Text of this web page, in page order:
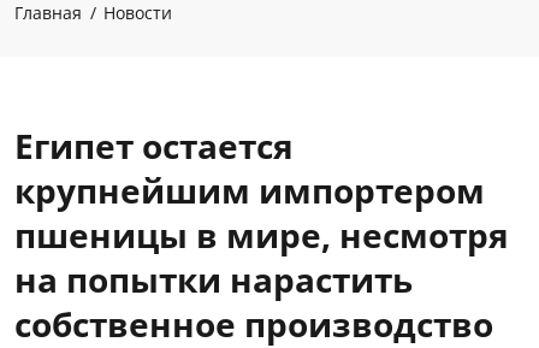
Главная Новости
Египет остается
крупнейшим импортером
пшеницы в мире, несмотря
на попытки нарастить
собственное производство